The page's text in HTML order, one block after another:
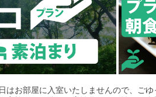
はお部屋に入室いたしませんので、ごゆ